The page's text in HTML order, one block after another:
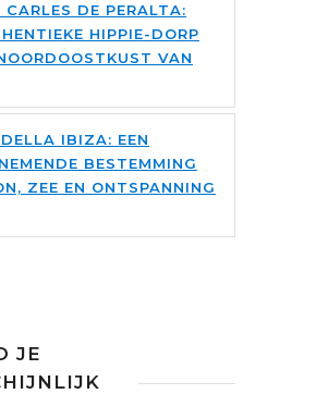
DE PERALTA:
HIPPIE-DORP
VAN
IBIZA: EEN
BESTEMMING
ZEE EN ONTSPANNING
JE